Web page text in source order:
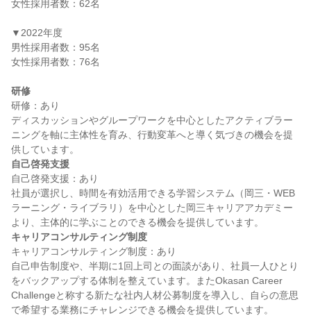
女性採用者数：62名
▼2022年度
男性採用者数：95名
女性採用者数：76名
研修
研修：あり
ディスカッションやグループワークを中心としたアクティブラー
ニングを軸に主体性を育み、行動変革へと導く気づきの機会を提
自己啓発支援
自己啓発支援：あり
社員が選択し、時間を有効活用できる学習システム（岡三・WEB
ラーニング・ライブラリ）を中心とした岡三キャリアアカデミー
キャリアコンサルティング制度
キャリアコンサルティング制度：あり
自己申告制度や、半期に1回上司との面談があり、社員一人ひとり
をバックアップする体制を整えています。またOkasan Career
Challengeと称する新たな社内人材公募制度を導入し、自らの意思